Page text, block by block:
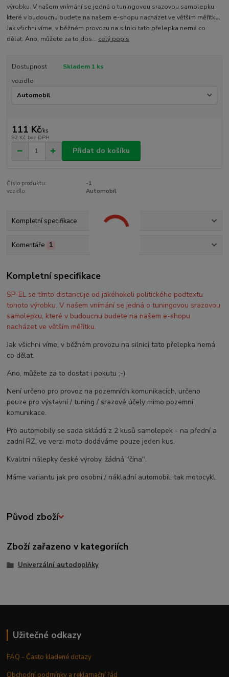
výrobku. V našem vnímání se jedná o tuningovou srazovou samolepku,
které v budoucnu budete na našem e-shopu nacházet ve větším měřítku.
Jak všichni víme, v běžném provozu na silnici tato přelepka nemá co
dělat. Ano, můžete za to dos... celý popis
Dostupnost
Skladem 1 ks
vozidlo
111 Kč/ks
92 Kč bez DPH
Přidat do košíku
Číslo produktu:
-1
vozidlo:
Automobil
Kompletní specifikace
Komentáře 1
Kompletní specifikace
SP-EL se tímto distancuje od jakéhokoli politického podtextu
tohoto výrobku. V našem vnímání se jedná o tuningovou srazovou
samolepku, které v budoucnu budete na našem e-shopu
nacházet ve větším měřítku.
Jak všichni víme, v běžném provozu na silnici tato přelepka nemá
co dělat.
Ano, můžete za to dostat i pokutu ;-)
Není určeno pro provoz na pozemních komunikacích, určeno
pouze pro výstavní / tuning / srazové účely mimo pozemní
komunikace.
Pro automobily se sada skládá z 2 kusů samolepek - na přední a
zadní RZ, ve verzi moto dodáváme pouze jeden kus.
Kvalitní nálepky české výroby, žádná "čína".
Máme variantu jak pro osobní / nákladní automobil, tak motocykl.
Původ zboží
Zboží zařazeno v kategoriích
Univerzální autodoplňky
Užitečné odkazy
FAQ - Často kladené dotazy
Obchodní podmínky a reklamační řád